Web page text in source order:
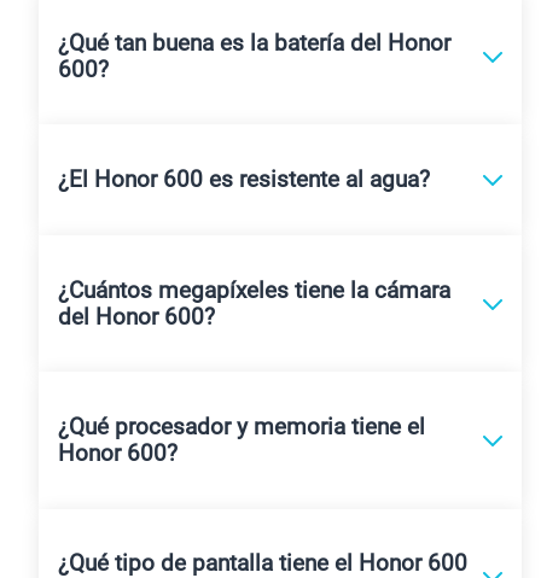
¿Qué tan buena es la batería del Honor
600?
¿El Honor 600 es resistente al agua?
¿Cuántos megapíxeles tiene la cámara
del Honor 600?
¿Qué procesador y memoria tiene el
Honor 600?
¿Qué tipo de pantalla tiene el Honor 600